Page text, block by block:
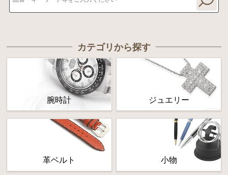
カテゴリから探す
腕時計 ジュエリー
革ベルト 小物